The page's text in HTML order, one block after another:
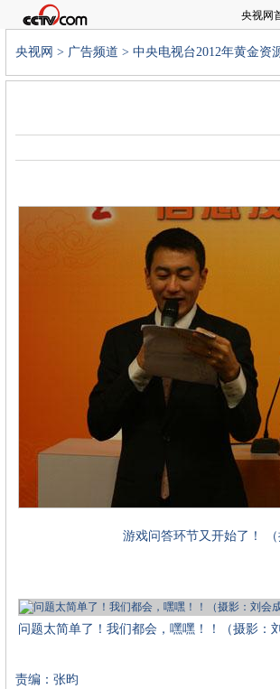
央视网 > 广告频道 > 中央电视台2012年黄金资
游戏问答环节又开始了！ （
问题太简单了！我们都会，嘿嘿！！（摄影：
责编：张昀